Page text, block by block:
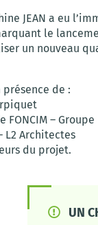
JEAN a eu
le
un nouveau
de :
FONCIM –
L2 Architectes
du projet.
UN